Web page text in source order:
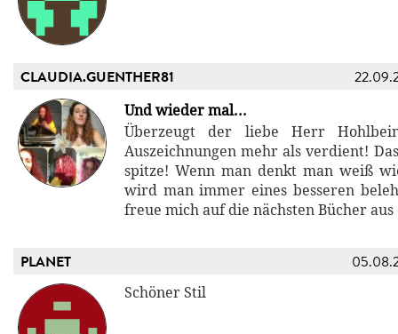
CLAUDIA.GUENTHER81
Und wieder mal...
Überzeugt der liebe Herr
Auszeichnungen mehr als verdient!
spitze! Wenn man denkt man weiß
wird man immer eines besseren
freue mich auf die nächsten Bücher
PLANET
Schöner Stil